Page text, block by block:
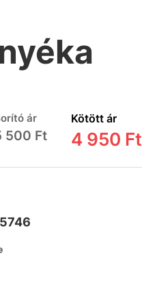
ár
500 Ft
Kötött ár
4 950 Ft